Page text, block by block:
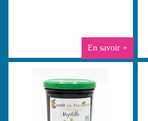
En savoir +